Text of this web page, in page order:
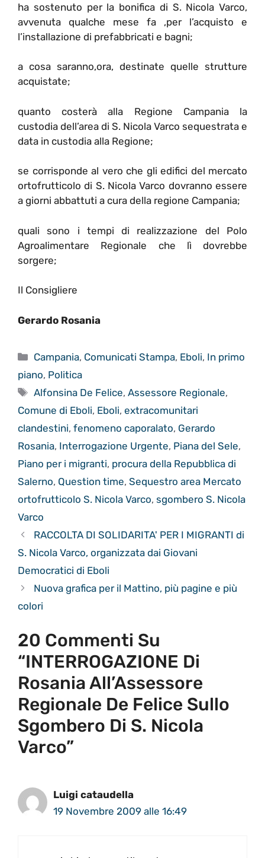
ha sostenuto per la bonifica di S. Nicola Varco,
avvenuta qualche mese fa ,per l’acquisto e
l’installazione di prefabbricati e bagni;
a cosa saranno,ora, destinate quelle strutture
acquistate;
quanto costerà alla Regione Campania la
custodia dell’area di S. Nicola Varco sequestrata e
data in custodia alla Regione;
se corrisponde al vero che gli edifici del mercato
ortofrutticolo di S. Nicola Varco dovranno essere
a giorni abbattuti a cura della regione Campania;
quali sono i tempi di realizzazione del Polo
Agroalimentare Regionale che lì dovrebbe
sorgere;
Il Consigliere
Gerardo Rosania
Categorie
Campania, Comunicati Stampa, Eboli, In primo
piano, Politica
Tag
Alfonsina De Felice,Assessore Regionale,
Comune di Eboli, Eboli, extracomunitari
clandestini, fenomeno caporalato, Gerardo
Rosania, Interrogazione Urgente, Piana del Sele,
Piano per i migranti, procura della Repubblica di
Salerno, Question time, Sequestro area Mercato
ortofrutticolo S. Nicola Varco, sgombero S. Nicola
Varco
RACCOLTA DI SOLIDARITA' PER I MIGRANTI di
S. Nicola Varco, organizzata dai Giovani
Democratici di Eboli
Nuova grafica per il Mattino, più pagine e più
colori
20 Commenti Su
“INTERROGAZIONE Di
Rosania All’Assessore
Regionale De Felice Sullo
Sgombero Di S. Nicola
Varco”
Luigi cataudella
19 Novembre 2009 alle 16:49